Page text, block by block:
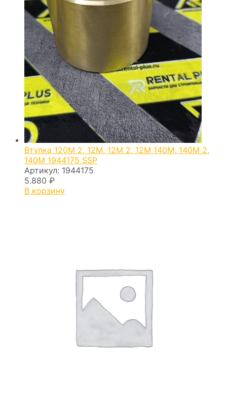
Втулка 120M 2, 12M, 12M 2, 12M 140M, 140M 2,
140M 1944175 SSP
Артикул: 1944175
5.880 ₽
В корзину